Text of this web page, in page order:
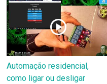
Automação residencial,
como ligar ou desligar